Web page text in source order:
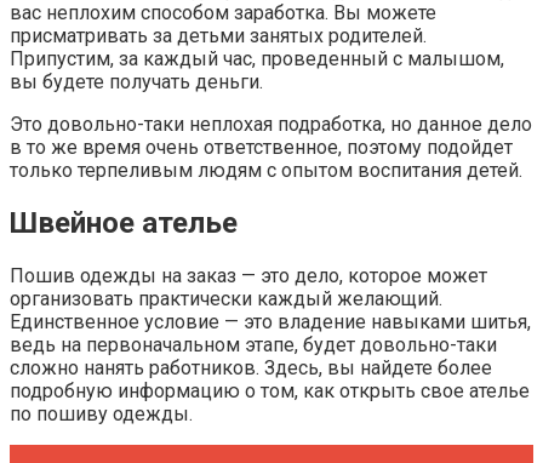
вас неплохим способом заработка. Вы можете
присматривать за детьми занятых родителей.
Припустим, за каждый час, проведенный с малышом,
вы будете получать деньги.
Это довольно-таки неплохая подработка, но данное дело
в то же время очень ответственное, поэтому подойдет
только терпеливым людям с опытом воспитания детей.
Швейное ателье
Пошив одежды на заказ — это дело, которое может
организовать практически каждый желающий.
Единственное условие — это владение навыками шитья,
ведь на первоначальном этапе, будет довольно-таки
сложно нанять работников. Здесь, вы найдете более
подробную информацию о том, как открыть свое ателье
по пошиву одежды.